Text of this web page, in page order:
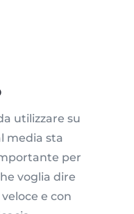
utilizzare su
media sta
per
voglia dire
e con